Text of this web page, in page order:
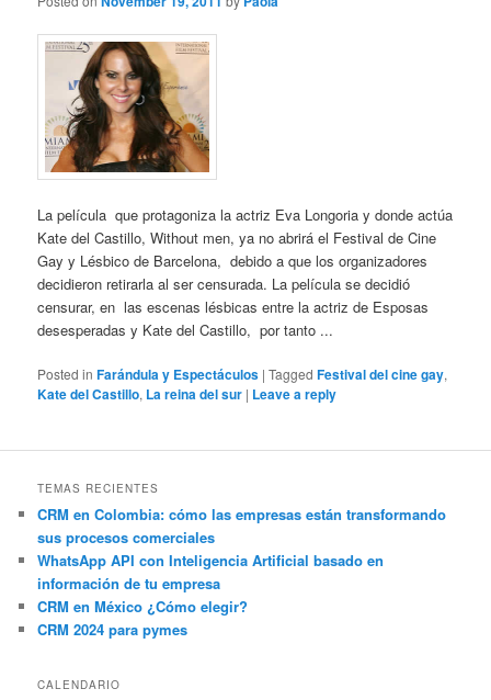
La película que protagoniza la actriz Eva Longoria y donde actúa
Kate del Castillo, Without men, ya no abrirá el Festival de Cine
Gay y Lésbico de Barcelona, debido a que los organizadores
decidieron retirarla al ser censurada. La película se decidió
censurar, en las escenas lésbicas entre la actriz de Esposas
desesperadas y Kate del Castillo, por tanto ...
Posted in Farándula y Espectáculos |Tagged Festival del cine gay,
Kate del Castillo, La reina del sur | Leave a reply
TEMAS RECIENTES
CRM en Colombia: cómo las empresas están transformando
sus procesos comerciales
WhatsApp API con Inteligencia Artificial basado en
información de tu empresa
CRM en México ¿Cómo elegir?
CRM 2024 para pymes
CALENDARIO